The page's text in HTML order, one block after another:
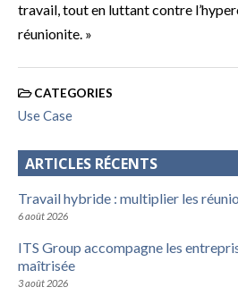
travail, tout en luttant contre
réunionite. »
CATEGORIES
Use Case
ARTICLES RÉCENTS
Travail hybride : multiplier les
6 août 2026
ITS Group accompagne les
maîtrisée
3 août 2026